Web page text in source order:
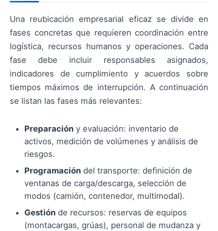
Una reubicación empresarial eficaz se divide en
fases concretas que requieren coordinación entre
logística, recursos humanos y operaciones. Cada
fase debe incluir responsables asignados,
indicadores de cumplimiento y acuerdos sobre
tiempos máximos de interrupción. A continuación
se listan las fases más relevantes:
Preparación y evaluación: inventario de
activos, medición de volúmenes y análisis de
riesgos.
Programación del transporte: definición de
ventanas de carga/descarga, selección de
modos (camión, contenedor, multimodal).
Gestión de recursos: reservas de equipos
(montacargas, grúas), personal de mudanza y